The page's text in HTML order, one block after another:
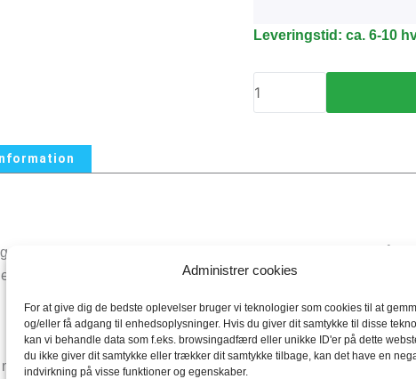
Administrer cookies
For at give dig de bedste oplevelser bruger vi teknologier som cookies til at
og/eller få adgang til enhedsoplysninger. Hvis du giver dit samtykke til disse
kan vi behandle data som f.eks. browsingadfærd eller unikke ID'er på dette
du ikke giver dit samtykke eller trækker dit samtykke tilbage, kan det have en
indvirkning på visse funktioner og egenskaber.
Leveringstid: ca. 6-10
Jackopor
m2/pk
øget styrke sammenlignet med styrke 60. Anvendelig til
tage.
efterfølgende betonstøbning og isolering af tag.